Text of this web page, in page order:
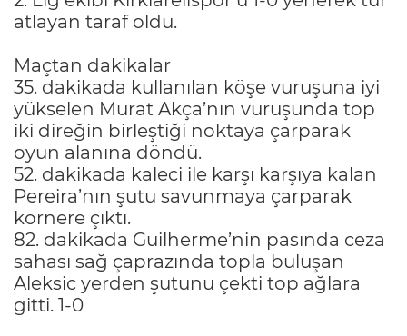
atlayan taraf oldu.
Maçtan dakikalar
35. dakikada kullanılan köşe vuruşuna iyi
yükselen Murat Akça’nın vuruşunda top
iki direğin birleştiği noktaya çarparak
oyun alanına döndü.
52. dakikada kaleci ile karşı karşıya kalan
Pereira’nın şutu savunmaya çarparak
kornere çıktı.
82. dakikada Guilherme’nin pasında ceza
sahası sağ çaprazında topla buluşan
Aleksic yerden şutunu çekti top ağlara
gitti. 1-0